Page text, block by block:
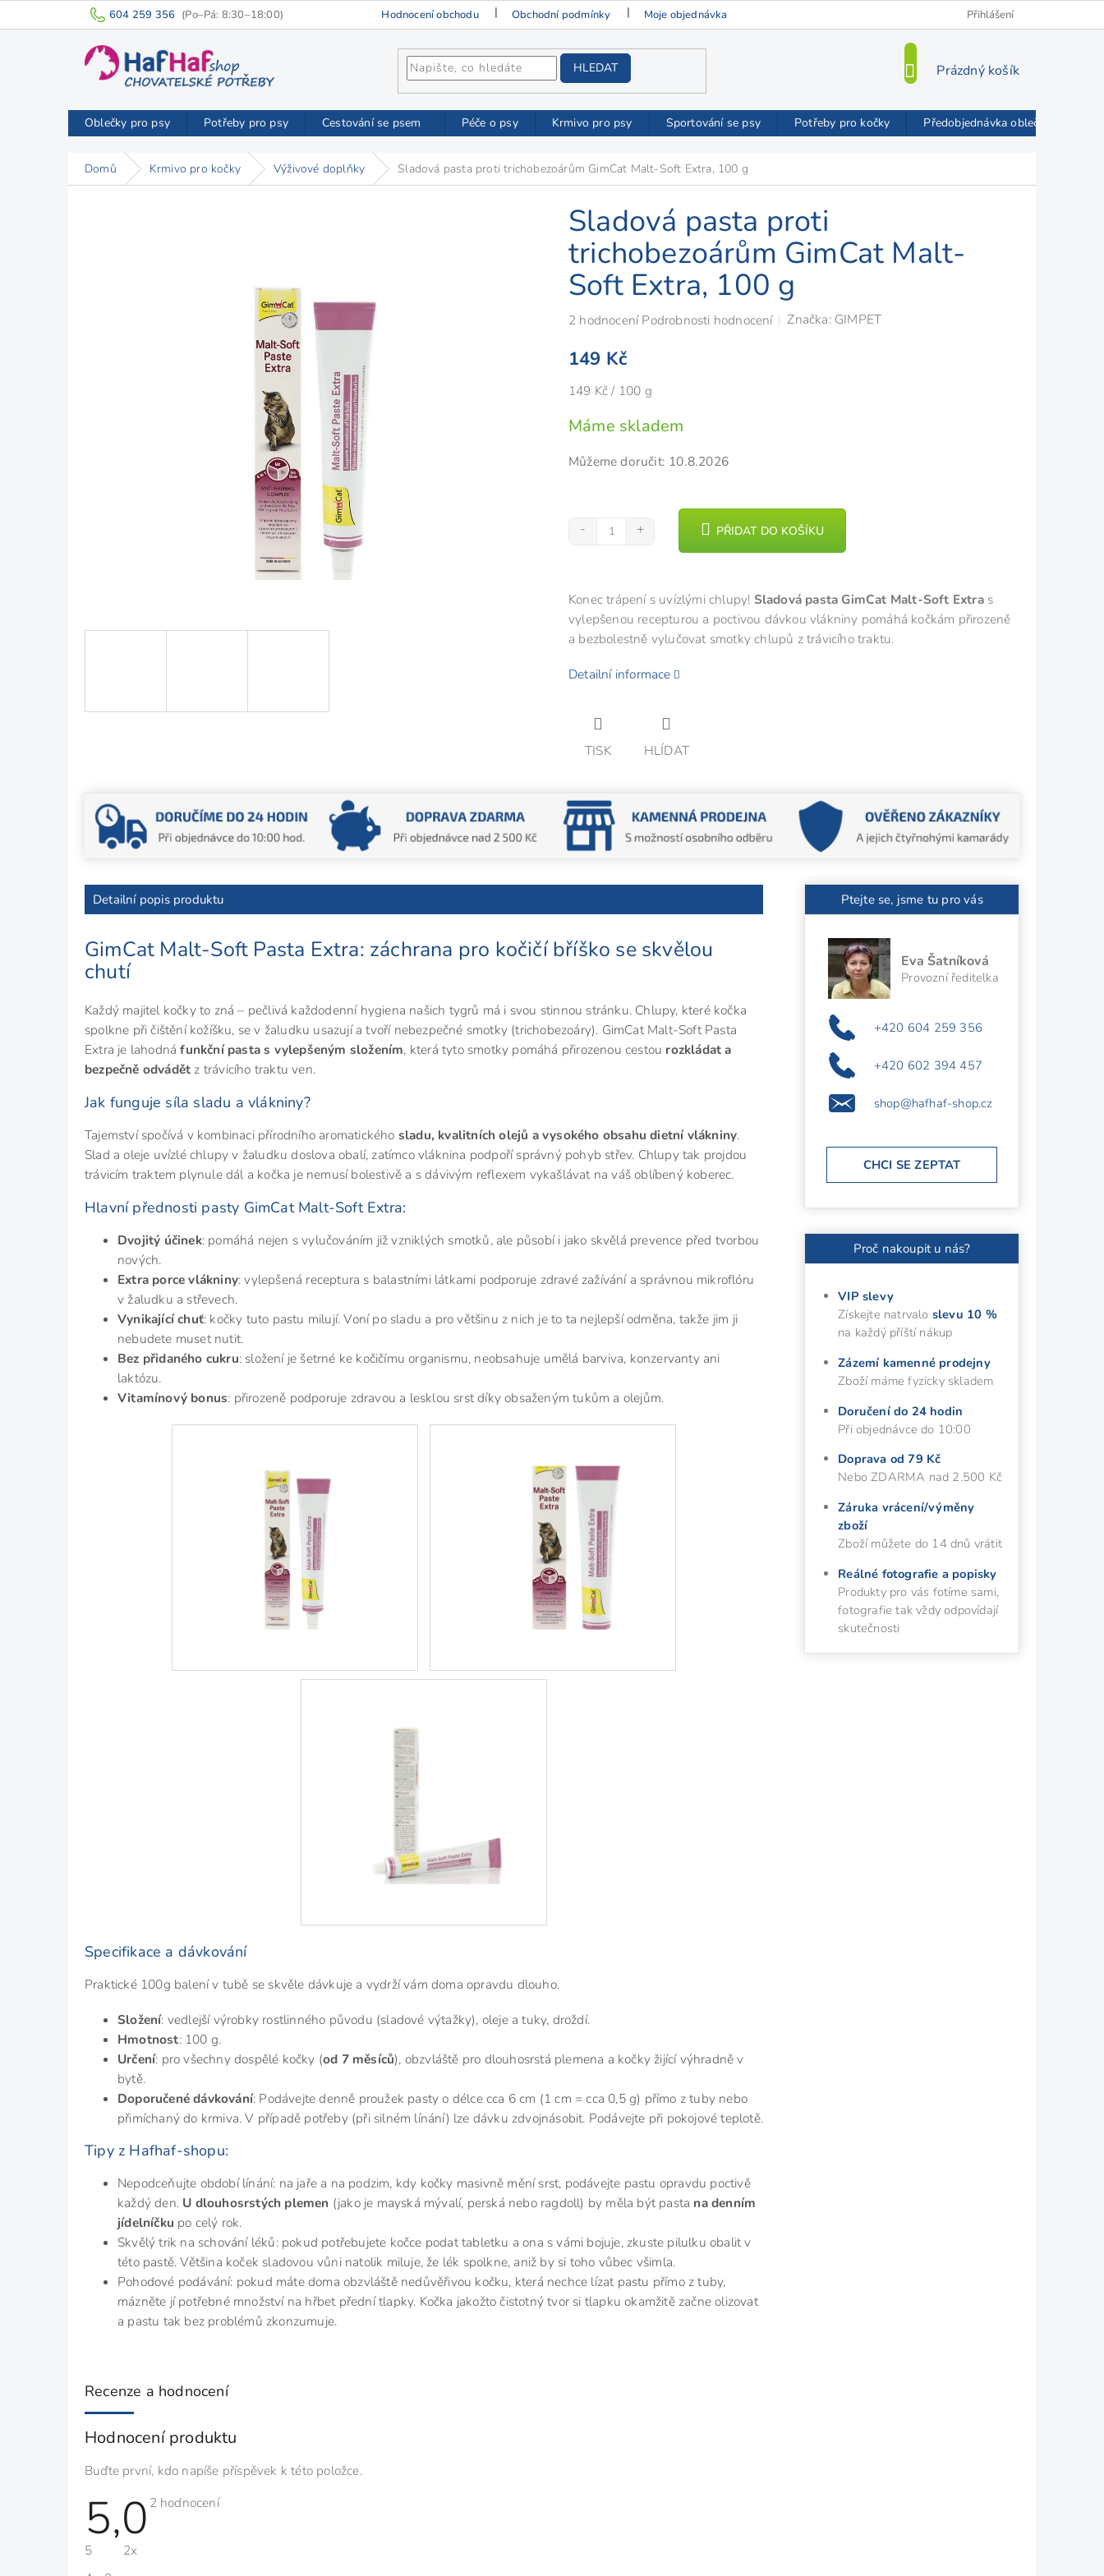
na
604 259 356 Hodnocení obchodu Obchodní podmínky Moje objednávka VIP Slevy
Přihlášení
HLEDAT
NÁKUPNÍ
Prázdný košík
Oblečky pro psy Potřeby pro psy Cestování se psem Péče o psy Krmivo pro psy Sportování se psy Potřeby pro kočky Předobjednávka oblečků FMD
Domů Krmivo pro kočky Výživové doplňky Sladová pasta proti trichobezoárům GimCat Malt-Soft Extra, 100 g
Sladová pasta proti
trichobezoárům GimCat Malt-
Soft Extra, 100 g
Průměrné
produktu
5,0
z
5
hvězdiček.
2 hodnocení Podrobnosti hodnocení Značka: GIMPET
149 Kč
Měrná
149 Kč / 100 g
Máme skladem
Můžeme doručit: 10.8.2026
PŘIDAT DO KOŠÍKU
Konec trápení s uvízlými chlupy! Sladová pasta GimCat Malt-Soft Extras
vylepšenou recepturou a poctivou dávkou vlákniny pomáhá kočkám přirozeně
a bezbolestně vylučovat smotky chlupů z trávicího traktu.
Detailní informace
TISK HLÍDAT
Detailní popis produktu
GimCat Malt-Soft Pasta Extra: záchrana pro kočičí bříško se skvělou
chutí
Každý majitel kočky to zná – pečlivá každodenní hygiena našich tygrů má i svou stinnou stránku. Chlupy, které kočka
spolkne při čištění kožíšku, se v žaludku usazují a tvoří nebezpečné smotky (trichobezoáry). GimCat Malt-Soft Pasta
Extra je lahodnáfunkční pasta s vylepšeným složením, která tyto smotky pomáhá přirozenou cestou rozkládat a
bezpečně odvádět z trávicího traktu ven.
Jak funguje síla sladu a vlákniny?
Tajemství spočívá v kombinaci přírodního aromatického sladu, kvalitních olejů a vysokého obsahu dietní vlákniny.
Slad a oleje uvízlé chlupy v žaludku doslova obalí, zatímco vláknina podpoří správný pohyb střev. Chlupy tak projdou
trávicím traktem plynule dál a kočka je nemusí bolestivě a s dávivým reflexem vykašlávat na váš oblíbený koberec.
Hlavní přednosti pasty GimCat Malt-Soft Extra:
Dvojitý účinek: pomáhá nejen s vylučováním již vzniklých smotků, ale působí i jako skvělá prevence před tvorbou
nových.
Extra porce vlákniny: vylepšená receptura s balastními látkami podporuje zdravé zažívání a správnou mikroflóru
v žaludku a střevech.
Vynikající chuť: kočky tuto pastu milují. Voní po sladu a pro většinu z nich je to ta nejlepší odměna, takže jim ji
nebudete muset nutit.
Bez přidaného cukru: složení je šetrné ke kočičímu organismu, neobsahuje umělá barviva, konzervanty ani
laktózu.
Vitamínový bonus: přirozeně podporuje zdravou a lesklou srst díky obsaženým tukům a olejům.
Specifikace a dávkování
Praktické 100g balení v tubě se skvěle dávkuje a vydrží vám doma opravdu dlouho.
Složení: vedlejší výrobky rostlinného původu (sladové výtažky), oleje a tuky, droždí.
Hmotnost: 100 g.
Určení: pro všechny dospělé kočky (od 7 měsíců), obzvláště pro dlouhosrstá plemena a kočky žijící výhradně v
bytě.
Doporučené dávkování: Podávejte denně proužek pasty o délce cca 6 cm (1 cm = cca 0,5 g) přímo z tuby nebo
přimíchaný do krmiva. V případě potřeby (při silném línání) lze dávku zdvojnásobit. Podávejte při pokojové teplotě.
Tipy z Hafhaf-shopu:
Nepodceňujte období línání: na jaře a na podzim, kdy kočky masivně mění srst, podávejte pastu opravdu poctivě
každý den. U dlouhosrstých plemen (jako je mayská mývalí, perská nebo ragdoll) by měla být pasta na denním
jídelníčku po celý rok.
Skvělý trik na schování léků: pokud potřebujete kočce podat tabletku a ona s vámi bojuje, zkuste pilulku obalit v
této pastě. Většina koček sladovou vůni natolik miluje, že lék spolkne, aniž by si toho vůbec všimla.
Pohodové podávání: pokud máte doma obzvláště nedůvěřivou kočku, která nechce lízat pastu přímo z tuby,
mázněte jí potřebné množství na hřbet přední tlapky. Kočka jakožto čistotný tvor si tlapku okamžitě začne olizovat
a pastu tak bez problémů zkonzumuje.
Recenze a hodnocení
Hodnocení produktu
Buďte první, kdo napíše příspěvek k této položce.
5,0 Průměrné
2 hodnocení
5
2x
Ptejte se, jsme tu pro vás
Eva Šatníková
Provozní ředitelka
+420 604 259 356
+420 602 394 457
shop@hafhaf-shop.cz
CHCI SE ZEPTAT
Proč nakoupit u nás?
VIP slevy
Získejte natrvalo slevu 10 %
na každý příští nákup
Zázemí kamenné prodejny
Zboží máme fyzicky skladem
Doručení do 24 hodin
Při objednávce do 10:00
Doprava od 79 Kč
Nebo ZDARMA nad 2.500 Kč
Záruka vrácení/výměny
zboží
Zboží můžete do 14 dnů vrátit
Reálné fotografie a popisky
Produkty pro vás fotíme sami,
fotografie tak vždy odpovídají
skutečnosti